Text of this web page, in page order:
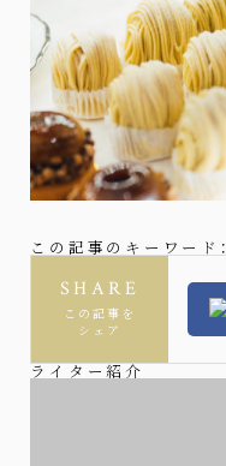
この記事のキーワード：
SHARE
この記事を
シェア
ライター紹介